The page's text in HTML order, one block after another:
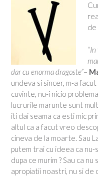
de
dar cu enorma dragoste”–
undeva si sincer, m-a
cuvinte, nu-i nicio
lucrurile marunte sunt
iti dai seama ca esti mic
altul ca a facut vreo
cineva de la moarte. Sau
putem trai cu ideea ca nu-
dupa ce murim ? Sau ca
apropiatii noastri, nu si de